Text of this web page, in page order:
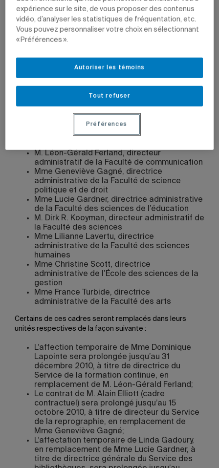
Au terme du processus de sélection des postes de
directrice administrative, directeur administratif des
facultés, prévus dans le plan d’effectifs 2010-2011 de
l’UQAM, les personnes suivantes ont été nommées, le 25
mai dernier, par le Comité exécutif :
M. Léon-Gérald Ferland, directeur
administratif de la Faculté de communication
Mme Geneviève Gagné, directrice
administrative de la Faculté de science
politique et de droit
Mme Lucie Gardner, directrice administrative
de la Faculté des sciences de l’éducation
M. Dirk R. Kooyman, directeur administratif de
la Faculté des sciences
Mme Lilianne Lavertu, directrice
administrative de la Faculté des sciences
humaines
Mme Christine Scott, directrice
administrative de l’École des sciences de la
gestion
Mme France Turbide, directrice
administrative de la Faculté des arts
Certains de ces cadres seront remplacés dans leurs
unités respectives de la façon suivante :
L’affection temporaire de Mme Dominique
Lapointe sera prolongée jusqu’au 31
décembre 2010, à titre de directrice du
Service de la formation continue, en
remplacement de M. Léon-Gérald Ferland;
Le contrat de M. Alain Elliott (cadre
contractuel) sera prolongé jusqu’au 15
octobre 2010, à titre de directeur du Service
de la reprographie, en remplacement de
Mme Geneviève Gagné;
L’affectation temporaire de Linda Gadoury,
en remplacement de Mme Lucie Gardner, à
titre de directrice générale du Service des
expérience sur le site, de vous proposer des contenus
vidéo, d’analyser les statistiques de fréquentation, etc.
Vous pouvez personnaliser votre choix en sélectionnant
« Préférences ».
Tout refuser
Autoriser les témoins
Préférences